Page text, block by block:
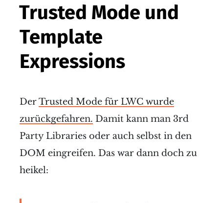
Trusted Mode und
Template
Expressions
DerTrusted Mode für LWC wurde
zurückgefahren. Damit kann man 3rd
Party Libraries oder auch selbst in den
DOM eingreifen. Das war dann doch zu
heikel: